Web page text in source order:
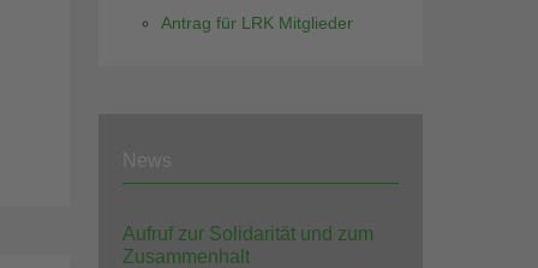
Antrag für LRK Mitglieder
Aufruf zur Solidarität und zum
Zusammenhalt